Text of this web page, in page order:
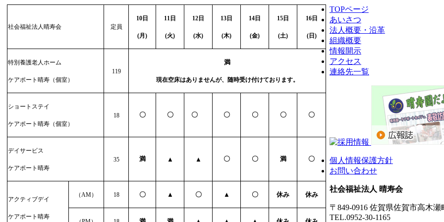
社会福祉法人晴寿会 定員
10日
(月)
11日
(火)
12日
(水)
13日
(木)
14日
(金)
15日
(土)
16日
(日)
特別養護老人ホーム
ケアポート晴寿（個室）
119
満
現在空床はありませんが、随時受け付けております。
ショートステイ
ケアポート晴寿（個室）
18 〇 〇 〇 〇 〇 〇 〇
デイサービス
ケアポート晴寿
35 満 ▲ ▲ 〇 〇 満 〇
アクティブデイ
ケアポート晴寿
（AM） 18 〇 ▲ 〇 ▲ 〇 休み 休み
TOPページ
あいさつ
法人概要・沿革
組織概要
情報開示
アクセス
連絡先一覧
個人情報保護方針
お問い合わせ
社会福祉法人 晴寿会
〒849-0916 佐賀県佐賀市高木瀬
TEL.0952-30-1165